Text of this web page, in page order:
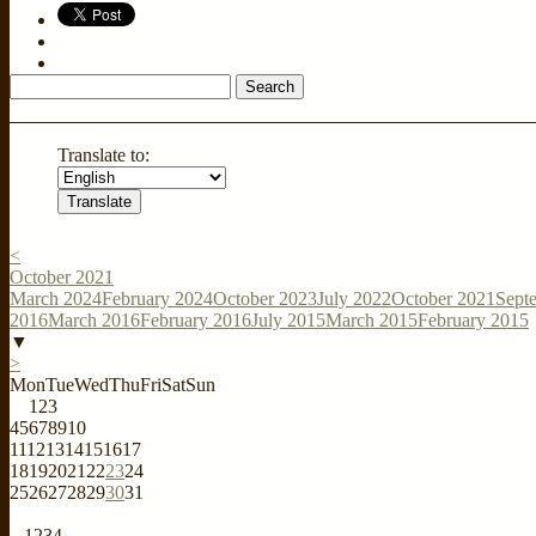
for:
Translate to:
<
October 2021
March 2024February 2024October 2023July 2022October 2021
2016March 2016February 2016July 2015March 2015February 2015
▼
>
MonTueWedThuFriSatSun
1 23
45678910
11121314151617
18192021 222324
25262728293031